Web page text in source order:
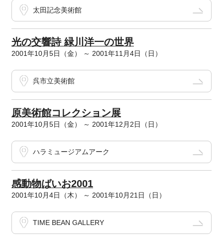
太田記念美術館
光の交響詩 緑川洋一の世界
2001年10月5日（金） ～ 2001年11月4日（日）
呉市立美術館
原美術館コレクション展
2001年10月5日（金） ～ 2001年12月2日（日）
ハラミュージアムアーク
感動物ばいお2001
2001年10月4日（木） ～ 2001年10月21日（日）
TIME BEAN GALLERY